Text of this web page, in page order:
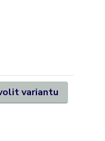
variantu